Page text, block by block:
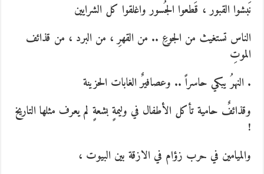
نَبشوا القبور ، قَطعوا الجُسور واغلقوا كل الشرايين
الناس تستغيث من الجوعِ .. من القهرِ ، من البرد ، من قذائف
الموتِ
. النهرُ يبكي حاسراً .. وعصافيرٌ الغابات الحزينة
وقذائفٌ حامية تأكل الأطفال في وليمةٍ بشعةٍ لم يعرف مثلها التاريخ
!
والميامين في حرب زؤام في الازقة بين البيوت ،